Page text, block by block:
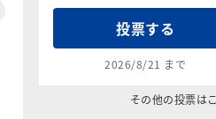
投票する
2026/8/21 まで
その他の投票は